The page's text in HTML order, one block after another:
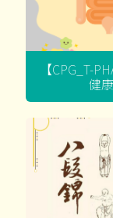
【CPG_T-
健